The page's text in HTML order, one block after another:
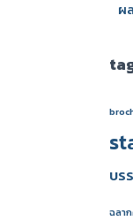
ผ
บร
ฉลา